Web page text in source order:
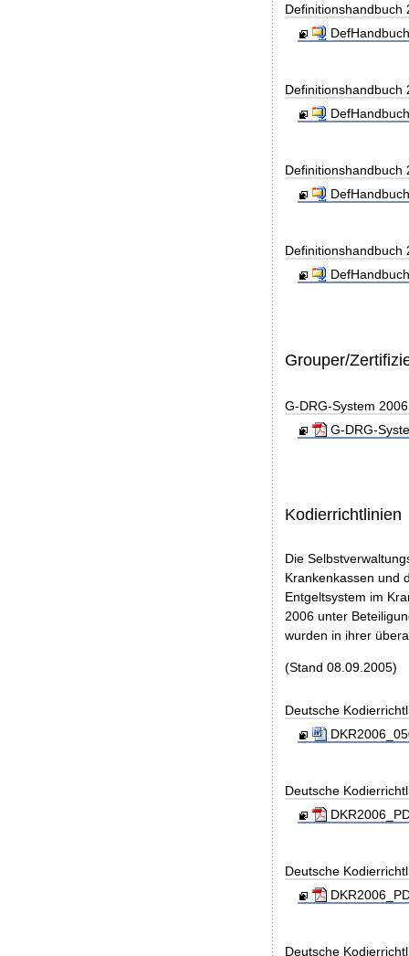
Definitionshandbuch
Definitionshandbuch
Definitionshandbuch
Definitionshandbuch
Grouper/
G-DRG-System
G-DRG-
Kodierrichtlinien
Die
Krankenkassen und
Entgeltsystem im
2006 unter
wurden in ihrer
(Stand 08.09.2005)
Deutsche
Deutsche
Deutsche
Deutsche